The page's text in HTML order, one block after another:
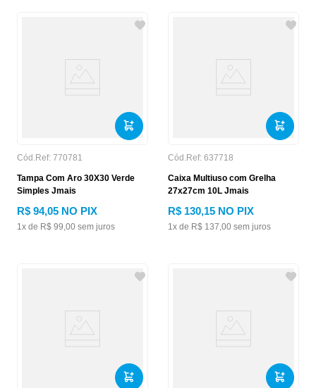
Cód.Ref: 770781
Tampa Com Aro 30X30 Verde
Simples Jmais
R$ 94,05 NO PIX
1x de R$ 99,00 sem juros
Cód.Ref: 637718
Caixa Multiuso com Grelha
27x27cm 10L Jmais
R$ 130,15 NO PIX
1x de R$ 137,00 sem juros